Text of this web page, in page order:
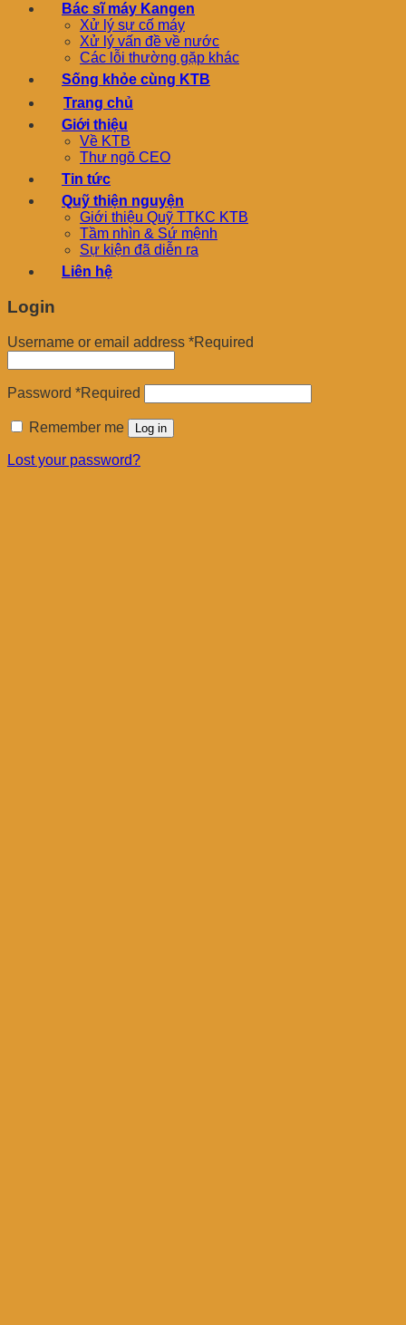
Bác sĩ máy Kangen
Xử lý sự cố máy
Xử lý vấn đề về nước
Các lỗi thường gặp khác
Sống khỏe cùng KTB
Trang chủ
Giới thiệu
Về KTB
Thư ngõ CEO
Tin tức
Quỹ thiện nguyện
Giới thiệu Quỹ TTKC KTB
Tầm nhìn & Sứ mệnh
Sự kiện đã diễn ra
Liên hệ
Login
Username or email address *Required
Password *Required
Remember me Log in
Lost your password?